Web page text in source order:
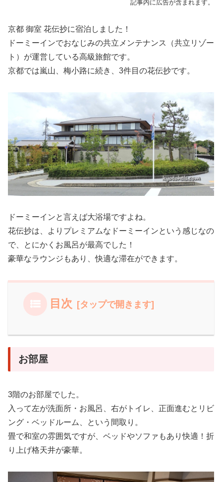
記事内に広告が含まれます。
京都 御室 花伝抄に宿泊しました！
ドーミーインでおなじみの共立メンテナンス（共立リゾー
ト）が運営している高級旅館です。
京都では嵐山、梅小路に続き、3件目の花伝抄です。
ドーミーインと言えば大浴場ですよね。
花伝抄は、よりプレミアムなドーミーインという感じなの
で、とにかくお風呂が最高でした！
豪華なラウンジもあり、快適な滞在ができます。
目次
お部屋
3階のお部屋でした。
入って左が洗面所・お風呂、右がトイレ、正面進むとリビ
ング・ベッドルーム、という間取り。
畳で和室の雰囲気ですが、ベッドやソファもあり快適！折
り上げ格天井が豪華。